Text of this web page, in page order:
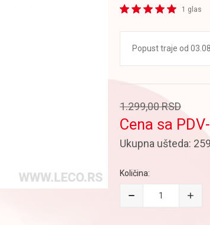
1 glas
Popust traje od
1.299,00RSD
Cena sa
Ukupna ušteda:
Količina: